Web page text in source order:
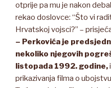
otprije pa mu je nakon
rekao doslovce: “Što vi
Hrvatskoj vojsci?” –
– Perkovića je
nekoliko njegovih
listopada 1992. godine,
prikazivanja filma o